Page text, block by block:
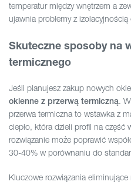
temperatur między wnętrzem a
ujawnia problemy z izolacyjnością
Skuteczne sposoby na
termicznego
Jeśli planujesz zakup nowych
okienne z przerwą termiczną.
przerwa termiczna to wstawka z
ciepło, która dzieli profil na część
rozwiązanie może poprawić
30-40% w porównaniu do
Kluczowe rozwiązania